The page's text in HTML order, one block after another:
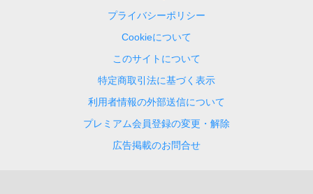
プライバシーポリシー
Cookieについて
このサイトについて
特定商取引法に基づく表示
利用者情報の外部送信について
プレミアム会員登録の変更・解除
広告掲載のお問合せ